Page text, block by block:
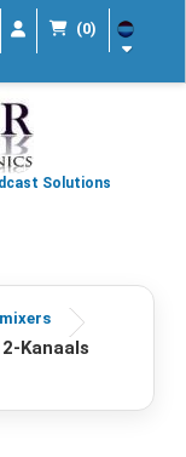
(0)
Solutions
Kanaals